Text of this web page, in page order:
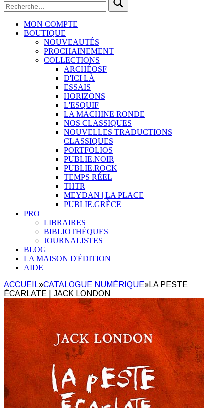
MON COMPTE
BOUTIQUE
NOUVEAUTÉS
PROCHAINEMENT
COLLECTIONS
ARCHÉOSF
D'ICI LÀ
ESSAIS
HORIZONS
L'ESQUIF
LA MACHINE RONDE
NOS CLASSIQUES
NOUVELLES TRADUCTIONS
CLASSIQUES
PORTFOLIOS
PUBLIE.NOIR
PUBLIE.ROCK
TEMPS RÉEL
THTR
MEYDAN | LA PLACE
PUBLIE.GRÈCE
PRO
LIBRAIRES
BIBLIOTHÈQUES
JOURNALISTES
BLOG
LA MAISON D'ÉDITION
AIDE
ACCUEIL»CATALOGUE NUMÉRIQUE» LA PESTE
ÉCARLATE | JACK LONDON